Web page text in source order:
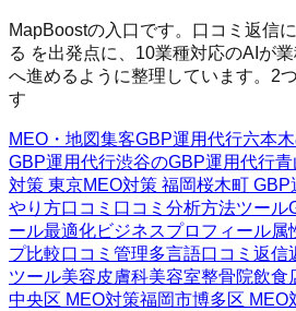
MapBoostの入口です。口コミ返信
る を出発点に、10業種対応のAIが
へ進めるように整理しています。2
す
MEO・地図集客GBP運用代行六本
GBP運用代行渋谷のGBP運用代行青
対策 東京MEO対策 福岡桜木町 GBP
やり方口コミ 口コミ分析方法ツール
ール最適化ビジネスプロフィール属
プ比較口コミ管理多言語口コミ返信
ツール美容皮膚科美容室整骨院飲食
中央区 MEO対策福岡市博多区 MEO